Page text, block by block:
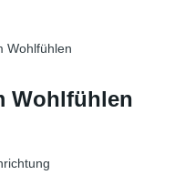
Wohlfühlen